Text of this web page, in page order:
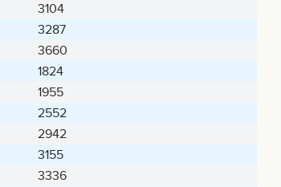
3104
3287
3660
1824
1955
2552
2942
3155
3336